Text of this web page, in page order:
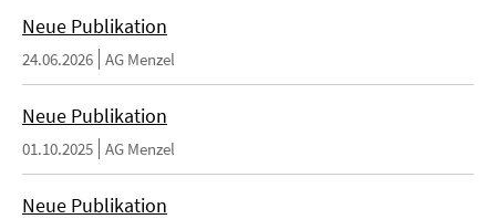
Neue Publikation
24.06.2026 AG Menzel
Neue Publikation
01.10.2025 AG Menzel
Neue Publikation